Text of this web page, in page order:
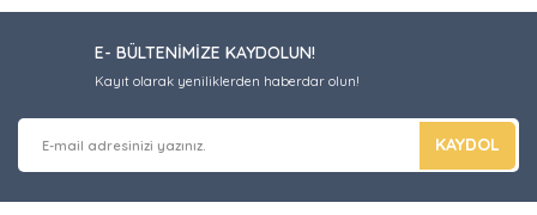
E- BÜLTENİMİZE KAYDOLUN!
Kayıt olarak yeniliklerden haberdar olun!
KAYDOL